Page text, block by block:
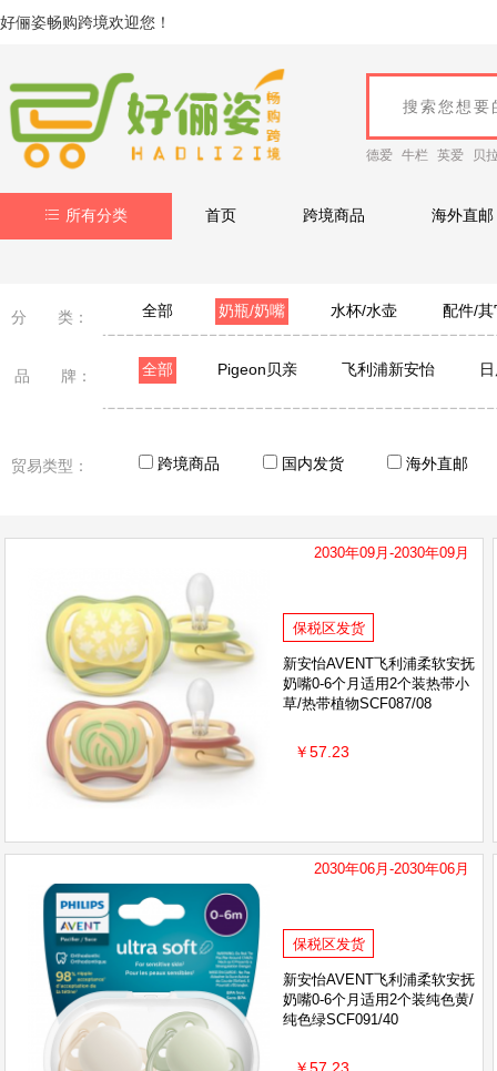
好俪姿畅购跨境欢迎您！
德爱 牛栏 英爱 贝
所有分类 首页 跨境商品 海外直邮
分 类： 全部 奶瓶/奶嘴 水杯/水壶 配件/其
品 牌： 全部 Pigeon贝亲 飞利浦新安怡
贸易类型： 跨境商品 国内发货 海外直邮
2030年09月-2030年09月
保税区发货
新安怡AVENT飞利浦柔软安抚
奶嘴0-6个月适用2个装热带小
草/热带植物SCF087/08
￥57.23
2030年06月-2030年06月
保税区发货
新安怡AVENT飞利浦柔软安抚
奶嘴0-6个月适用2个装纯色黄/
纯色绿SCF091/40